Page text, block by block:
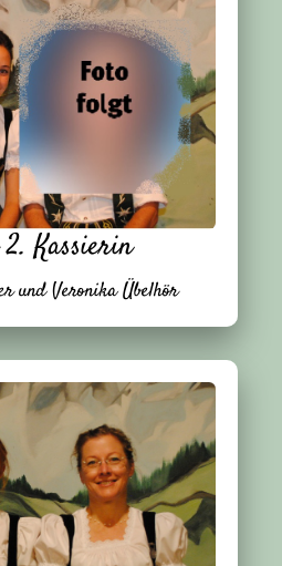
Kassierin
und Veronika Übelhör